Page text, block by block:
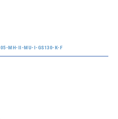
MH-II-MU-I-GS130-K-F